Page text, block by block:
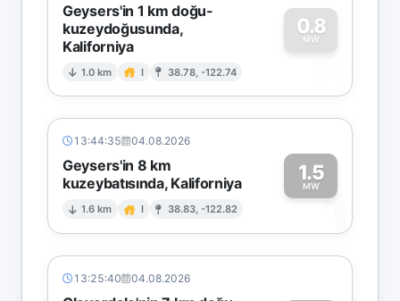
Geysers'in 1 km doğu-
kuzeydoğusunda,
Kaliforniya
1.0 km I 38.78, -122.74
0.8
MW
0
13:44:35 04.08.2026
Geysers'in 8 km
kuzeybatısında, Kaliforniya
1.6 km I 38.83, -122.82
1.5
MW1
13:25:40 04.08.2026